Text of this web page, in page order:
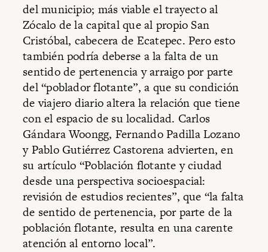
del municipio; más viable el trayecto al
Zócalo de la capital que al propio San
Cristóbal, cabecera de Ecatepec. Pero esto
también podría deberse a la falta de un
sentido de pertenencia y arraigo por parte
del “poblador flotante”, a que su condición
de viajero diario altera la relación que tiene
con el espacio de su localidad. Carlos
Gándara Woongg, Fernando Padilla Lozano
y Pablo Gutiérrez Castorena advierten, en
su artículo “Población flotante y ciudad
desde una perspectiva socioespacial:
revisión de estudios recientes”, que “la falta
de sentido de pertenencia, por parte de la
población flotante, resulta en una carente
atención al entorno local”.